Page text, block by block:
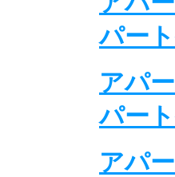
パー
アパ
パー
アパ